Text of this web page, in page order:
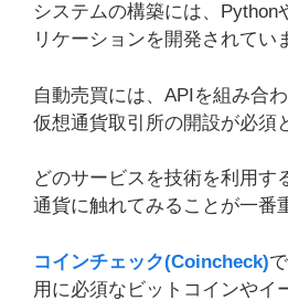
システムの構築には、Python
リケーションを開発されてい
自動売買には、APIを組み合
仮想通貨取引所の開設が必須
どのサービスを技術を利用す
通貨に触れてみることが一番
コインチェック(Coincheck)
用に必須なビットコインやイ